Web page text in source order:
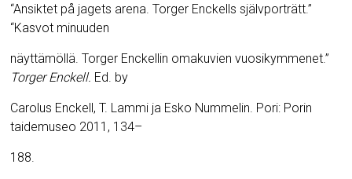
“Ansiktet på jagets arena.Torger Enckells självporträtt.”
“Kasvot minuuden
näyttämöllä. Torger Enckellin omakuvien vuosikymmenet.”
Torger Enckell. Ed. by
Carolus Enckell, T. Lammi ja Esko Nummelin. Pori: Porin
taidemuseo 2011, 134–
188.